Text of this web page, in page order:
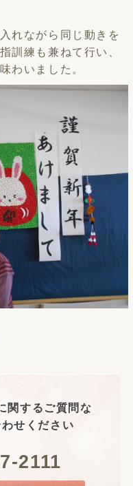
れながら同じ動きを
訓練も兼ねて行い、
わいました。
関するご質問な
せください
2111